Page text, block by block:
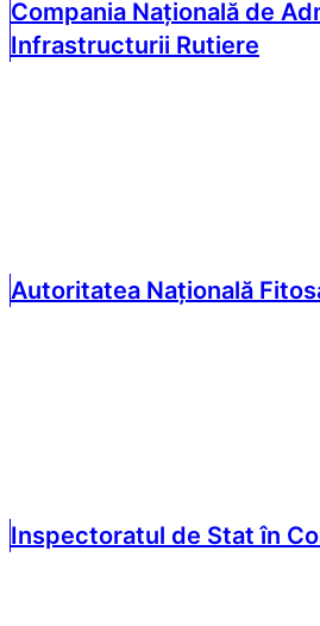
Compania Națională de
Infrastructurii Rutiere
Autoritatea Națională
Inspectoratul de Stat în